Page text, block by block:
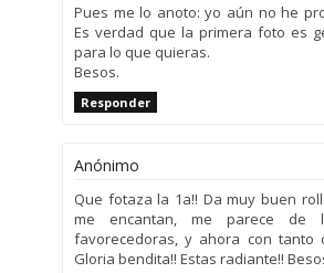
Pues me lo anoto: yo aún no he
Es verdad que la primera foto es
para lo que quieras.
Besos.
Responder
Anónimo
Que fotaza la 1a!! Da muy buen
me encantan, me parece de
favorecedoras, y ahora con tanto
Gloria bendita!! Estas radiante!!